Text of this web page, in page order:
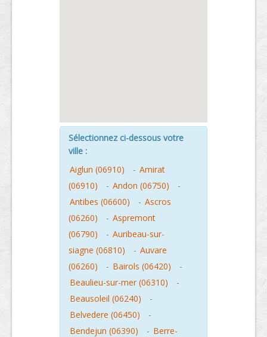
Sélectionnez ci-dessous votre
ville :
Aiglun (06910)
- Amirat
(06910)
- Andon (06750)
-
Antibes (06600)
- Ascros
(06260)
- Aspremont
(06790)
- Auribeau-sur-
siagne (06810)
- Auvare
(06260)
- Bairols (06420)
-
Beaulieu-sur-mer (06310)
-
Beausoleil (06240)
-
Belvedere (06450)
-
Bendejun (06390)
- Berre-